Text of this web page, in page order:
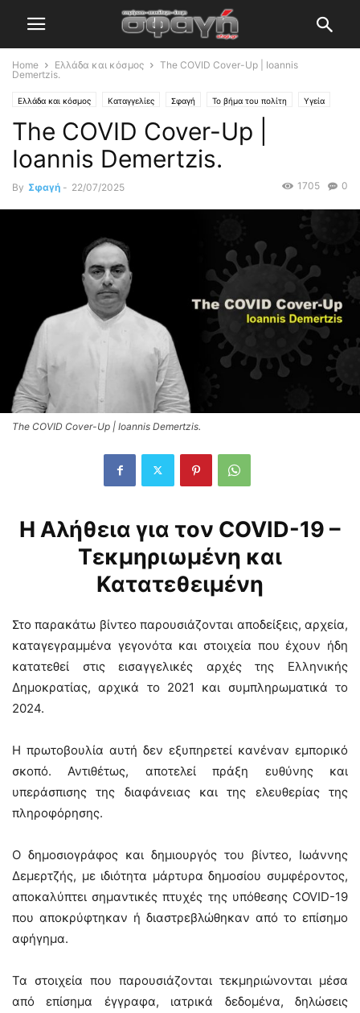
Home Ελλάδα και κόσμος
The COVID Cover-Up | Ioannis
Demertzis.
Ελλάδα και κόσμος Καταγγελίες Σφαγή Το βήμα του πολίτη Υγεία
The COVID Cover-Up |
Ioannis Demertzis.
By Σφαγή - 22/07/2025 0
1705
The COVID Cover-Up | Ioannis Demertzis.
Η Αλήθεια για τον COVID-19 –
Τεκμηριωμένη και
Κατατεθειμένη
Στο παρακάτω βίντεο παρουσιάζονται αποδείξεις, αρχεία,
καταγεγραμμένα γεγονότα και στοιχεία που έχουν ήδη
κατατεθεί στις εισαγγελικές αρχές της Ελληνικής
Δημοκρατίας, αρχικά το 2021 και συμπληρωματικά το
2024.
Η πρωτοβουλία αυτή δεν εξυπηρετεί κανέναν εμπορικό
σκοπό. Αντιθέτως, αποτελεί πράξη ευθύνης και
υπεράσπισης της διαφάνειας και της ελευθερίας της
πληροφόρησης.
Ο δημοσιογράφος και δημιουργός του βίντεο, Ιωάννης
Δεμερτζής, με ιδιότητα μάρτυρα δημοσίου συμφέροντος,
αποκαλύπτει σημαντικές πτυχές της υπόθεσης COVID-19
που αποκρύφτηκαν ή διαστρεβλώθηκαν από το επίσημο
αφήγημα.
Τα στοιχεία που παρουσιάζονται τεκμηριώνονται μέσα
από επίσημα έγγραφα, ιατρικά δεδομένα, δηλώσεις